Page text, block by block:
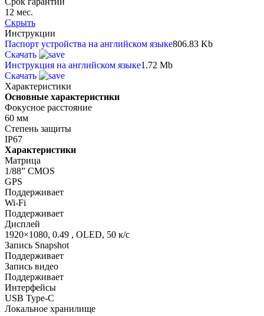
12 мес.
Скрыть
Инструкции
Паспорт устройства на английском языке806.83 Kb
Скачать
Инструкция на английском языке1.72 Mb
Скачать
Характеристики
Основные характеристики
Фокусное расстояние
60 мм
Степень защиты
IP67
Характеристики
Матрица
1/88” CMOS
GPS
Поддерживает
Wi-Fi
Поддерживает
Дисплей
1920×1080, 0.49 , OLED, 50 к/с
Запись Snapshot
Поддерживает
Запись видео
Поддерживает
Интерфейсы
USB Type-C
Локальное хранилище